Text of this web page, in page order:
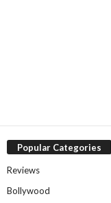
Popular Categories
Reviews
Bollywood